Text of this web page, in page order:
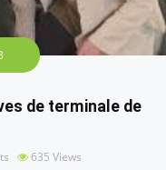
de terminale de
635 Views